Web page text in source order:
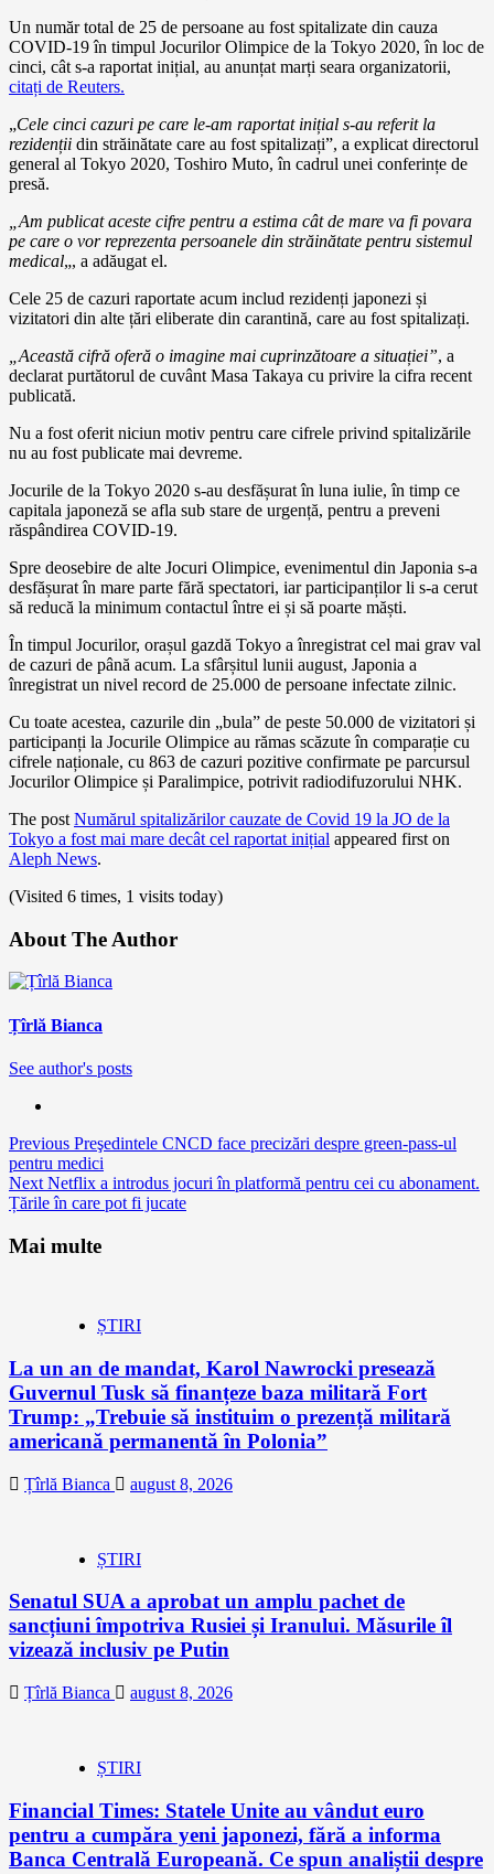
Un număr total de 25 de persoane au fost spitalizate din cauza
COVID-19 în timpul Jocurilor Olimpice de la Tokyo 2020, în loc de
cinci, cât s-a raportat inițial, au anunțat marți seara organizatorii,
citați de Reuters.
„Cele cinci cazuri pe care le-am raportat inițial s-au referit la
rezidenții din străinătate care au fost spitalizați”, a explicat directorul
general al Tokyo 2020, Toshiro Muto, în cadrul unei conferințe de
presă.
„Am publicat aceste cifre pentru a estima cât de mare va fi povara
pe care o vor reprezenta persoanele din străinătate pentru sistemul
medical„, a adăugat el.
Cele 25 de cazuri raportate acum includ rezidenți japonezi și
vizitatori din alte țări eliberate din carantină, care au fost spitalizați.
„Această cifră oferă o imagine mai cuprinzătoare a situației”, a
declarat purtătorul de cuvânt Masa Takaya cu privire la cifra recent
publicată.
Nu a fost oferit niciun motiv pentru care cifrele privind spitalizările
nu au fost publicate mai devreme.
Jocurile de la Tokyo 2020 s-au desfășurat în luna iulie, în timp ce
capitala japoneză se afla sub stare de urgență, pentru a preveni
răspândirea COVID-19.
Spre deosebire de alte Jocuri Olimpice, evenimentul din Japonia s-a
desfășurat în mare parte fără spectatori, iar participanților li s-a cerut
să reducă la minimum contactul între ei și să poarte măști.
În timpul Jocurilor, orașul gazdă Tokyo a înregistrat cel mai grav val
de cazuri de până acum. La sfârșitul lunii august, Japonia a
înregistrat un nivel record de 25.000 de persoane infectate zilnic.
Cu toate acestea, cazurile din „bula” de peste 50.000 de vizitatori și
participanți la Jocurile Olimpice au rămas scăzute în comparație cu
cifrele naționale, cu 863 de cazuri pozitive confirmate pe parcursul
Jocurilor Olimpice și Paralimpice, potrivit radiodifuzorului NHK.
The post Numărul spitalizărilor cauzate de Covid 19 la JO de la
Tokyo a fost mai mare decât cel raportat inițial appeared first on
Aleph News.
(Visited 6 times, 1 visits today)
About The Author
Țîrlă Bianca
See author's posts
Continue
Reading
Previous Preşedintele CNCD face precizări despre green-pass-ul
pentru medici
Next Netflix a introdus jocuri în platformă pentru cei cu abonament.
Țările în care pot fi jucate
Mai multe
ȘTIRI
La un an de mandat, Karol Nawrocki presează
Guvernul Tusk să finanțeze baza militară Fort
Trump: „Trebuie să instituim o prezență militară
americană permanentă în Polonia”
Țîrlă Bianca august 8, 2026
ȘTIRI
Senatul SUA a aprobat un amplu pachet de
sancțiuni împotriva Rusiei și Iranului. Măsurile îl
vizează inclusiv pe Putin
Țîrlă Bianca august 8, 2026
ȘTIRI
Financial Times: Statele Unite au vândut euro
pentru a cumpăra yeni japonezi, fără a informa
Banca Centrală Europeană. Ce spun analiștii despre